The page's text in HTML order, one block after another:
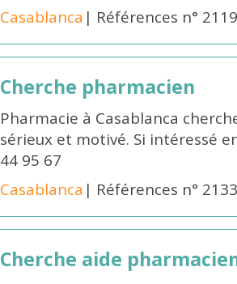
Casablanca | Références n°
Cherche pharmacien
Pharmacie à Casablanca
sérieux et motivé. Si intéressé
44 95 67
Casablanca | Références n°
Cherche aide